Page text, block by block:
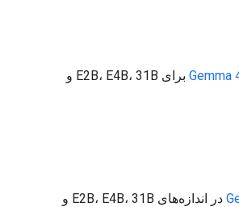
Gemma
برای E2B، E4B، 31B و
در اندازه‌های E2B، E4B، 31B و